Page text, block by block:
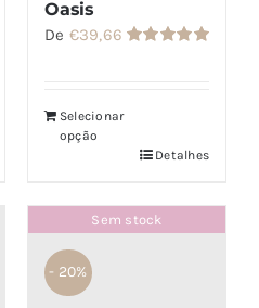
Oasis
De €39,66
Selecionar
opção
Detalhes
Sem stock
- 20%